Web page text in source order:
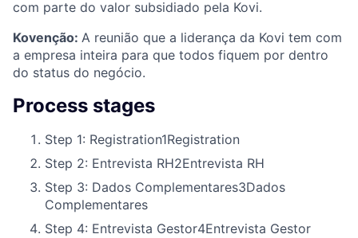
com parte do valor subsidiado pela Kovi.
Kovenção: A reunião que a liderança da Kovi tem com
a empresa inteira para que todos fiquem por dentro
do status do negócio.
Process stages
Step 1: Registration1Registration
Step 2: Entrevista RH2Entrevista RH
Step 3: Dados Complementares3Dados
Complementares
Step 4: Entrevista Gestor4Entrevista Gestor